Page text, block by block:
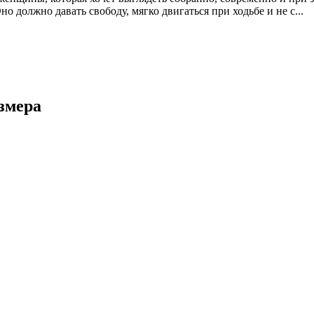
должно давать свободу, мягко двигаться при ходьбе и не с...